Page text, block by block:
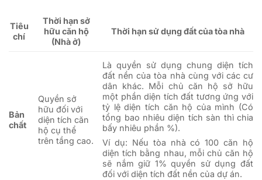
Tiêu
chí
Thời hạn sở
hữu căn hộ
(Nhà ở)
Thời hạn sử dụng đất của tòa nhà
Bản
chất
Quyền sở
hữu đối với
diện tích căn
hộ cụ thể
trên tầng cao.
Là quyền sử dụng chung diện tích
đất nền của tòa nhà cùng với các cư
dân khác. Mỗi chủ căn hộ sở hữu
một phần diện tích đất tương ứng với
tỷ lệ diện tích căn hộ của mình (Có
tổng bao nhiêu diện tích sàn thì chia
bấy nhiêu phần %).
Ví dụ: Nếu tòa nhà có 100 căn hộ
diện tích bằng nhau, mỗi chủ căn hộ
sẽ nắm giữ 1% quyền sử dụng đất
đối với diện tích đất nền của dự án.